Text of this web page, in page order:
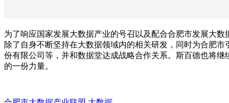
为了响应国家发展大数据产业的号召以及配合合肥市发展大
除了自身不断坚持在大数据领域内的相关研发，同时为合肥市
份有限公司等，并和数据堂达成战略合作关系。斯百德也将
的一份力量。